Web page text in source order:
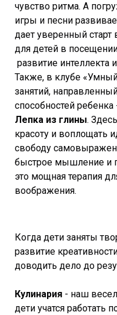
чувство ритма. А
игры и песни
дает уверенный
для детей в
развитие
Также, в клубе
занятий,
способностей ребенка
Лепка из глины.
красоту и воплощать
свободу
быстрое мышление и
это мощная терапия
воображения.
Когда дети заняты
развитие
доводить дело до
Кулинария - наш
дети учатся работать